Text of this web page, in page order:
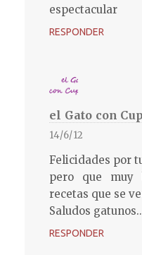
espectacular
RESPONDER
el Gato con
14/6/12
Felicidades por
pero que muy
recetas que se
Saludos
RESPONDER